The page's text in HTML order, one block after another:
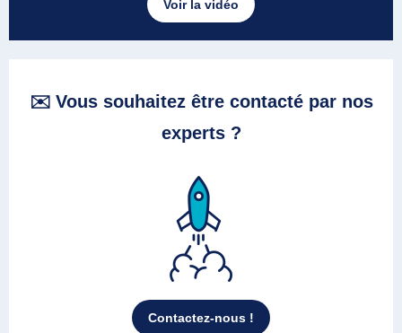
Voir la vidéo
✉️ Vous souhaitez être contacté par nos
experts ?
Contactez-nous !